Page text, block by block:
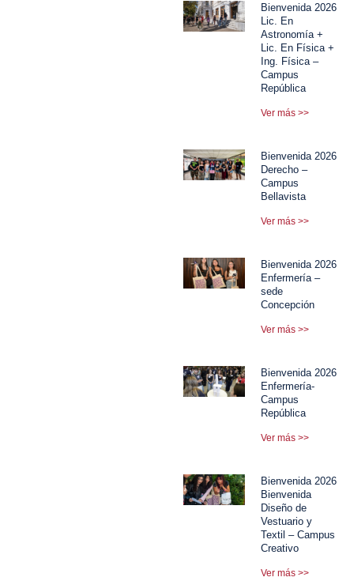
Bienvenida 2026
Lic. En
Astronomía +
Lic. En Física +
Ing. Física –
Campus
República
Ver más >>
Bienvenida 2026
Derecho –
Campus
Bellavista
Ver más >>
Bienvenida 2026
Enfermería –
sede
Concepción
Ver más >>
Bienvenida 2026
Enfermería-
Campus
República
Ver más >>
Bienvenida 2026
Bienvenida
Diseño de
Vestuario y
Textil – Campus
Creativo
Ver más >>